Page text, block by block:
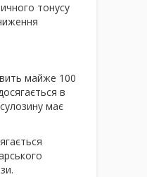
тонусу
майже 100
в
має